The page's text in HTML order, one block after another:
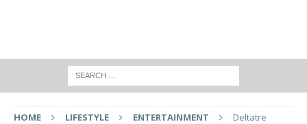
HOME LIFESTYLE ENTERTAINMENT
Deltatre